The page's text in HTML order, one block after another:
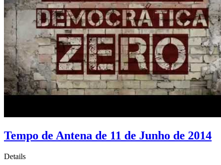
Tempo de Antena de 11 de Junho de 2014
Details